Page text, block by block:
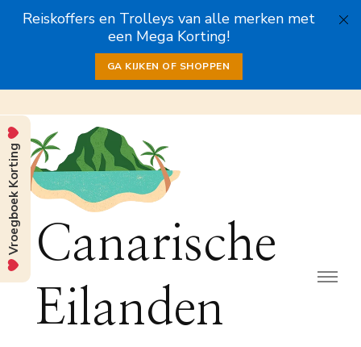
Reiskoffers en Trolleys van alle merken met
een Mega Korting!
GA KIJKEN OF SHOPPEN
Canarische
Eilanden
Vroegboek Korting